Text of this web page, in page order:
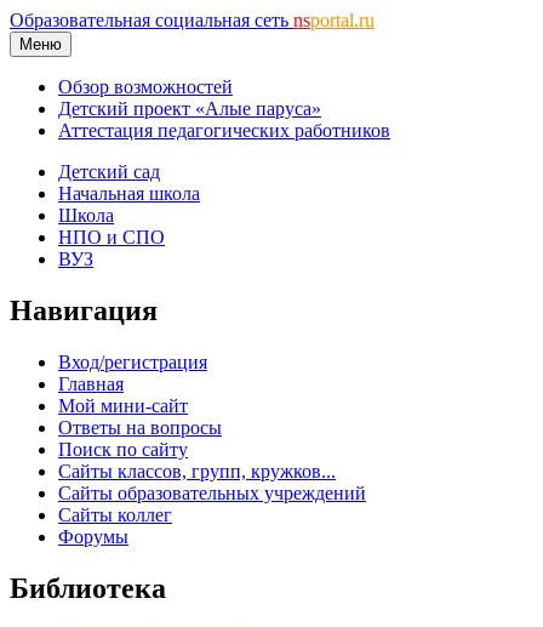
Образовательная социальная сеть nsportal.ru
Меню
Обзор возможностей
Детский проект «Алые паруса»
Аттестация педагогических работников
Детский сад
Начальная школа
Школа
НПО и СПО
ВУЗ
Навигация
Вход/регистрация
Главная
Мой мини-сайт
Ответы на вопросы
Поиск по сайту
Сайты классов, групп, кружков...
Сайты образовательных учреждений
Сайты коллег
Форумы
Библиотека